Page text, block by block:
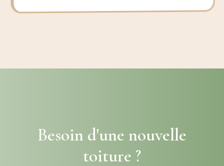
Besoin d'une nouvelle
toiture ?